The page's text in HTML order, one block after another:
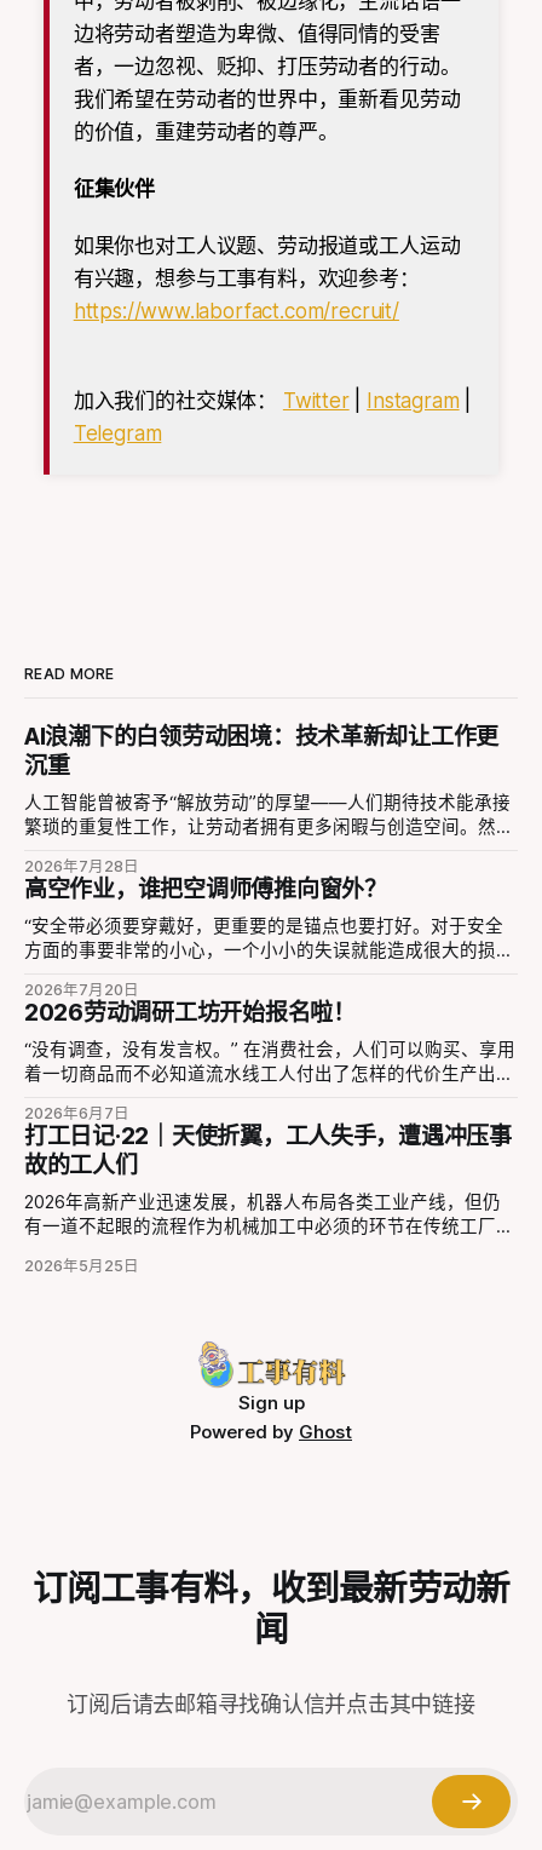
边将劳动者塑造为卑微、值得同情的受害
者，一边忽视、贬抑、打压劳动者的行动。
我们希望在劳动者的世界中，重新看见劳动
的价值，重建劳动者的尊严。
征集伙伴
如果你也对工人议题、劳动报道或工人运动
有兴趣，想参与工事有料，欢迎参考：
https://www.laborfact.com/recruit/
加入我们的社交媒体： Twitter| Instagram|
Telegram
READ MORE
AI浪潮下的白领劳动困境：技术革新却让工作更
沉重
人工智能曾被寄予“解放劳动”的厚望——人们期待技术能承接
繁琐的重复性工作，让劳动者拥有更多闲暇与创造空间。然而
57期总结道“AI技术的发展给部分劳动者带来了工作效率的提
升，但同时也增加了他们的工作量，甚至导致一些岗位被取
代。”2026年5月10日，英伟达CEO黄仁勋在美国一所高校中
说到“AI很可能不会取代你，但比你更会使用AI的人，可能会取
替蓝领工人，或者是纺织工砸毁织布机，把劳动者和他们的技
能放在一个无助的被动位置上。而这种叙事和情绪进入劳动场
所，在AI模型可以成功代替劳动之前，它本身已经成为管理者
压迫劳动者的工具。同时，这样的叙事也忽略了AI模型的应用
应、判断，并非“代替”一个词可以笼统地替代。日新月异的技
术革新并未自动转化为劳动者的福祉，反而在管理权力扩张、
劳动规训强化与技能价值稀释三个维度上，重塑了白领群体的
工作生态。 一、管理边界的扩张：AI成为权力延伸的工具 在
劳动者反映的工作环境中，不少见到管理
2026年7月28日
高空作业，谁把空调师傅推向窗外？
“安全带必须要穿戴好，更重要的是锚点也要打好。对于安全
方面的事要非常的小心，一个小小的失误就能造成很大的损
险，危险无处不在啊。” 2026年6月16日，空调师傅“千金顶一
家”在抖音发布了自己的经历。他不久前在三楼拆空调过程中
不慎坠落，造成重伤——住院、手术、两个月在家康复，千师
傅依然感到后怕。他详细回忆事故：当天连续拆卸多台空调，
脆弱，安全措施也没做到位。他只是下意识拆掉了两颗螺丝，
随即外机晃动，整个人被甩下三楼。这一切，都是在多个疏忽
和疲劳的堆叠中发生的。 现在，千师傅还躺在病床上，经历
漫长的康复之路。他的视频也引起了很多空调师傅的共鸣。在
这些经验丰富的师傅口中，我们看到的不是对高空作业的游刃
有余或艺高人胆大，而是普遍的“后怕”、“担心”与“痛心”。 无
法完全消除风险的工作 “我有些时候修空调一点细节没到位，
怂了，我都修家电8、9年了。
2026年7月20日
2026劳动调研工坊开始报名啦！
“没有调查，没有发言权。” 在消费社会，人们可以购买、享用
着一切商品而不必知道流水线工人付出了怎样的代价生产出来
被压缩到极致的生活。人确实可以毫无好奇心、视而不见的活
着，但同时也会错过对社会运作的深度理解的机会，以及失掉
去建立更广泛的连接的可能。 你可能已经厌倦了键盘侠们的
骂战，或者由算法和社交媒体形成的信息茧房、同温层、回音
壁……而在学院里，现有的知识生产惯于研究抽象的问题，而
劳动过程中到底发生了什么，才能理解那些令人疲倦和窒息的
劳动者，无论他们是制造业工人、平台零工、农民、白领、自
由职业者……说是调研，无非是去提问，去交谈，去倾听他们
的故事，了解他们的希望与困境。人类与AI的不同之处也就在
于我们能真的理解他者，看见彼此，共情对方，结成联盟。一
切的改变都首先来自于了解现实，问题藏于其中，解放的潜力
2026年6月7日
打工日记·22｜天使折翼，工人失手，遭遇冲压事
故的工人们
2026年高新产业迅速发展，机器人布局各类工业产线，但仍
有一道不起眼的流程作为机械加工中必须的环节在传统工厂存
都离不开冲压。 自动化不断发展的今天除了无人工厂外，仍
作被夺去双手，工伤致残的他们一边饱受病痛折磨，一边担忧
着后续的权益保障。受伤在前，保障在后，断手工人丧失劳动
能力之后究竟又要何去何从？ 一、冲压之殇，是什么造成了
施加外力，使其产生塑性变形或分离，从而获得所需形状和尺
冲压机带动冲压连杆一旦启动，数百上千吨的压力必须落下
——中途谁也拦不住，因此无论冲压机落是否正常落下，只要
2026年5月25日
Sign up
Powered by Ghost
订阅工事有料，收到最新劳动新
闻
订阅后请去邮箱寻找确认信并点击其中链接